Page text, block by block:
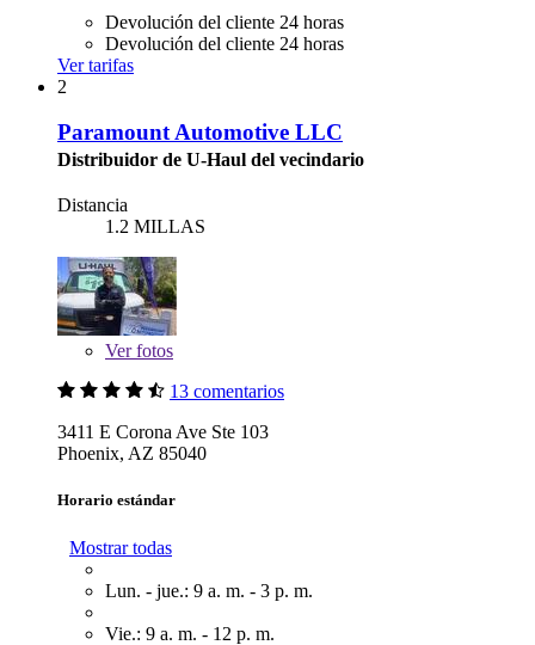
Devolución del cliente 24 horas
Devolución del cliente 24 horas
Ver tarifas
2
Paramount Automotive LLC
Distribuidor de U-Haul del vecindario
Distancia
1.2 MILLAS
Verfotos
13 comentarios
3411 E Corona Ave Ste 103
Phoenix, AZ 85040
Horario estándar
Mostrar todas
Lun. - jue.: 9 a. m. - 3 p. m.
Vie.: 9 a. m. - 12 p. m.